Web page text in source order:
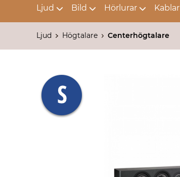
Ljud Bild Hörlurar Kablar
Ljud Högtalare Centerhögtalare